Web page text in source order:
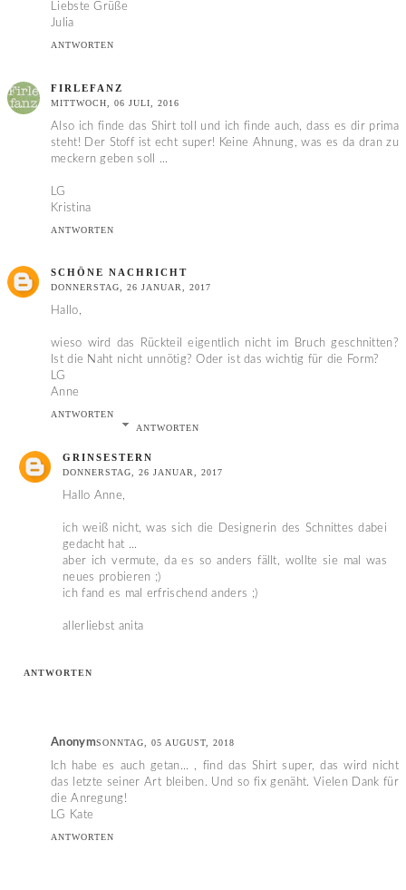
Liebste Grüße
Julia
ANTWORTEN
FIRLEFANZ
MITTWOCH, 06 JULI, 2016
Also ich finde das Shirt toll und ich finde auch, dass es dir prima
steht! Der Stoff ist echt super! Keine Ahnung, was es da dran zu
meckern geben soll ...
LG
Kristina
ANTWORTEN
SCHÖNE NACHRICHT
DONNERSTAG, 26 JANUAR, 2017
Hallo,
wieso wird das Rückteil eigentlich nicht im Bruch geschnitten?
Ist die Naht nicht unnötig? Oder ist das wichtig für die Form?
LG
Anne
ANTWORTEN
ANTWORTEN
GRINSESTERN
DONNERSTAG, 26 JANUAR, 2017
Hallo Anne,
ich weiß nicht, was sich die Designerin des Schnittes dabei
gedacht hat ...
aber ich vermute, da es so anders fällt, wollte sie mal was
neues probieren ;)
ich fand es mal erfrischend anders ;)
allerliebst anita
ANTWORTEN
AnonymSONNTAG, 05 AUGUST, 2018
Ich habe es auch getan... , find das Shirt super, das wird nicht
das letzte seiner Art bleiben. Und so fix genäht. Vielen Dank für
die Anregung!
LG Kate
ANTWORTEN